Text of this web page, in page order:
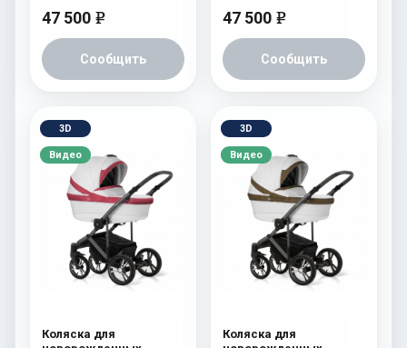
47 500 e
Сообщить
47 500 e
Сообщить
3D
Видео
Коляска для
3D
Видео
Коляска для